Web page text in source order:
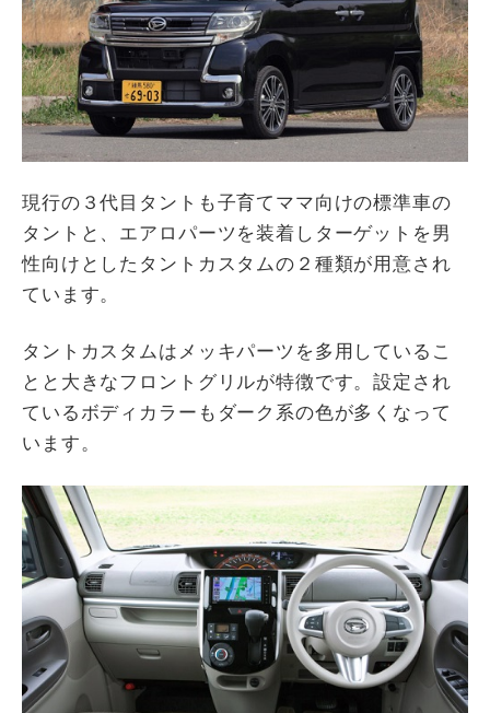
現行の３代目タントも子育てママ向けの標準車の
タントと、エアロパーツを装着しターゲットを男
性向けとしたタントカスタムの２種類が用意され
ています。
タントカスタムはメッキパーツを多用しているこ
とと大きなフロントグリルが特徴です。設定され
ているボディカラーもダーク系の色が多くなって
います。